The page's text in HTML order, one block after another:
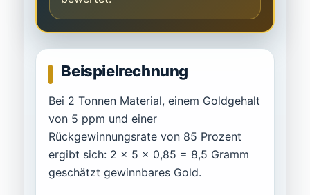
Beispielrechnung
Bei 2 Tonnen Material, einem Goldgehalt
von 5 ppm und einer
Rückgewinnungsrate von 85 Prozent
ergibt sich: 2 × 5 × 0,85 = 8,5 Gramm
geschätzt gewinnbares Gold.